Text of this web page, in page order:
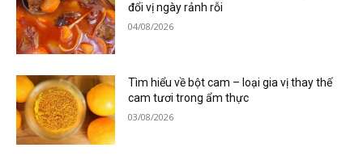
đổi vị ngày rảnh rỗi
04/08/2026
Tìm hiểu về bột cam – loại gia vị thay thế
cam tươi trong ẩm thực
03/08/2026